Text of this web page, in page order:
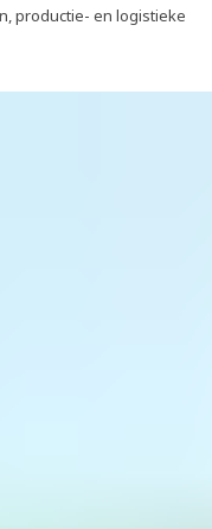
productie- en logistieke